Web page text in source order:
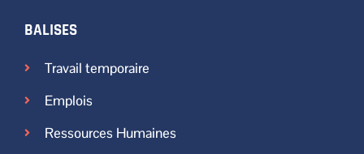
BALISES
Travail temporaire
Emplois
Ressources Humaines